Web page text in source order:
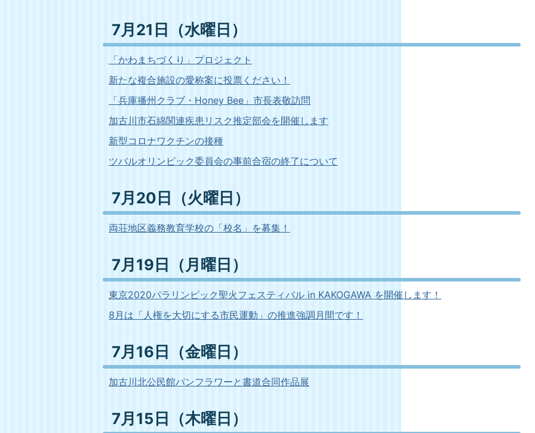
7月21日（水曜日）
「かわまちづくり」プロジェクト
新たな複合施設の愛称案に投票ください！
「兵庫播州クラブ・Honey Bee」市長表敬訪問
加古川市石綿関連疾患リスク推定部会を開催します
新型コロナワクチンの接種
ツバルオリンピック委員会の事前合宿の終了について
7月20日（火曜日）
両荘地区義務教育学校の「校名」を募集！
7月19日（月曜日）
東京2020パラリンピック聖火フェスティバル in KAKOGAWA を開催します！
8月は「人権を大切にする市民運動」の推進強調月間です！
7月16日（金曜日）
加古川北公民館パンフラワーと書道合同作品展
7月15日（木曜日）